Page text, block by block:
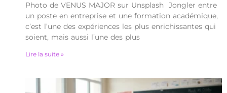
Photo de VENUS MAJOR sur Unsplash Jongler entre
un poste en entreprise et une formation académique,
c’est l’une des expériences les plus enrichissantes qui
soient, mais aussi l’une des plus
Lire la suite »